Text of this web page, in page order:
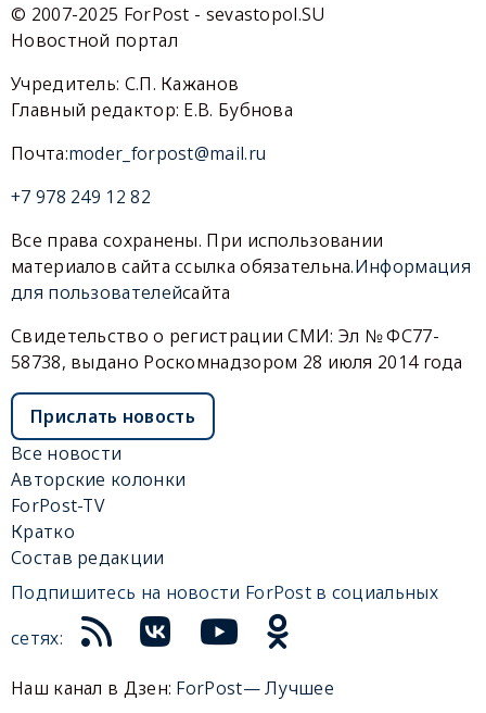
© 2007-2025 ForPost - sevastopol.SU
Новостной портал
Учредитель: С.П. Кажанов
Главный редактор: Е.В. Бубнова
Почта:moder_forpost@mail.ru
+7 978 249 12 82
Все права сохранены. При использовании
материалов сайта ссылка обязательна.Информация
для пользователейсайта
Свидетельство о регистрации СМИ: Эл № ФС77-
58738, выдано Роскомнадзором 28 июля 2014 года
Прислать новость
Все новости
Авторские колонки
ForPost-TV
Кратко
Состав редакции
Подпишитесь на новости ForPost в социальных
сетях:
Наш канал в Дзен: ForPost— Лучшее